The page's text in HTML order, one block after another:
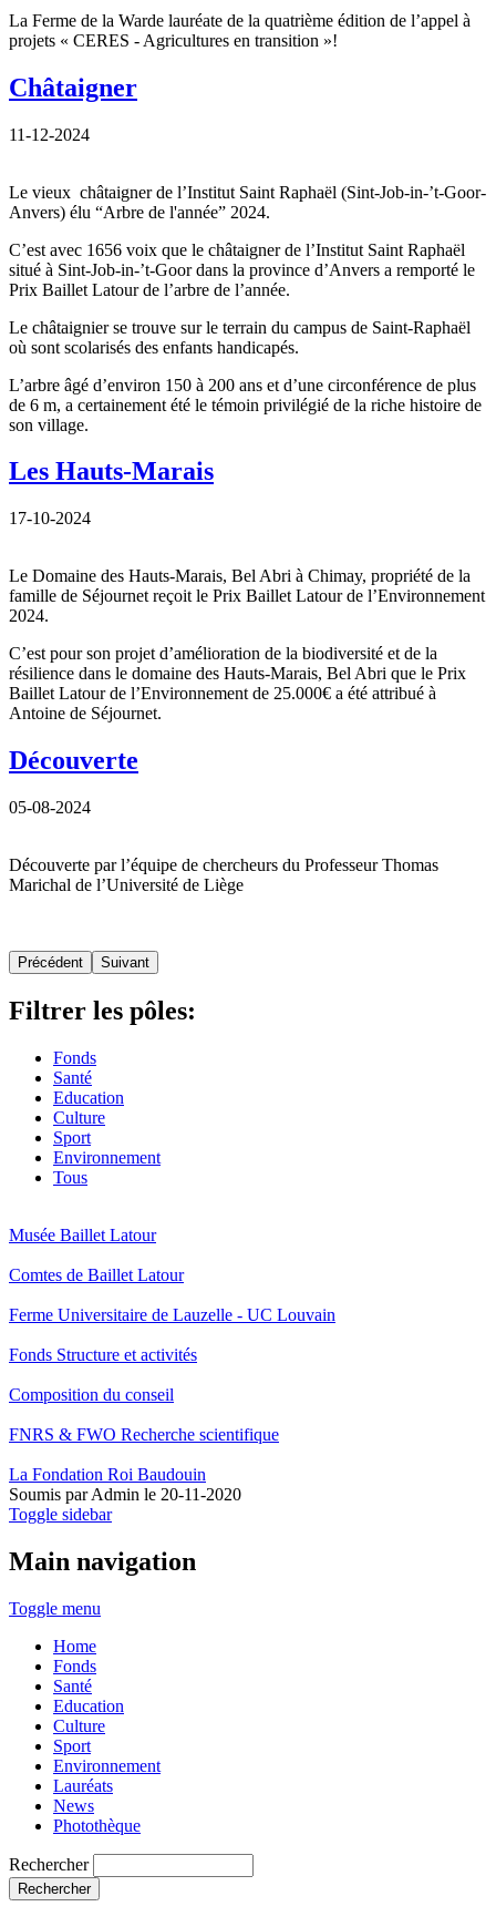
La Ferme de la Warde lauréate de la quatrième édition de l’appel à
projets « CERES - Agricultures en transition »!
Châtaigner
11-12-2024
Le vieux châtaigner de l’Institut Saint Raphaël (Sint-Job-in-’t-Goor-
Anvers) élu “Arbre de l'année” 2024.
C’est avec 1656 voix que le châtaigner de l’Institut Saint Raphaël
situé à Sint-Job-in-’t-Goor dans la province d’Anvers a remporté le
Prix Baillet Latour de l’arbre de l’année.
Le châtaignier se trouve sur le terrain du campus de Saint-Raphaël
où sont scolarisés des enfants handicapés.
L’arbre âgé d’environ 150 à 200 ans et d’une circonférence de plus
de 6 m, a certainement été le témoin privilégié de la riche histoire de
son village.
Les Hauts-Marais
17-10-2024
Le Domaine des Hauts-Marais, Bel Abri à Chimay, propriété de la
famille de Séjournet reçoit le Prix Baillet Latour de l’Environnement
2024.
C’est pour son projet d’amélioration de la biodiversité et de la
résilience dans le domaine des Hauts-Marais, Bel Abri que le Prix
Baillet Latour de l’Environnement de 25.000€ a été attribué à
Antoine de Séjournet.
Découverte
05-08-2024
Découverte par l’équipe de chercheurs du Professeur Thomas
Marichal de l’Université de Liège
Précédent Suivant
Filtrer les pôles:
Fonds
Santé
Education
Culture
Sport
Environnement
Tous
Musée Baillet Latour
Comtes de Baillet Latour
Ferme Universitaire de Lauzelle - UC Louvain
Fonds Structure et activités
Composition du conseil
FNRS & FWO Recherche scientifique
La Fondation Roi Baudouin
Soumis parAdmin le 20-11-2020
Toggle sidebar
Main navigation
Toggle menu
Home
Fonds
Santé
Education
Culture
Sport
Environnement
Lauréats
News
Photothèque
Rechercher